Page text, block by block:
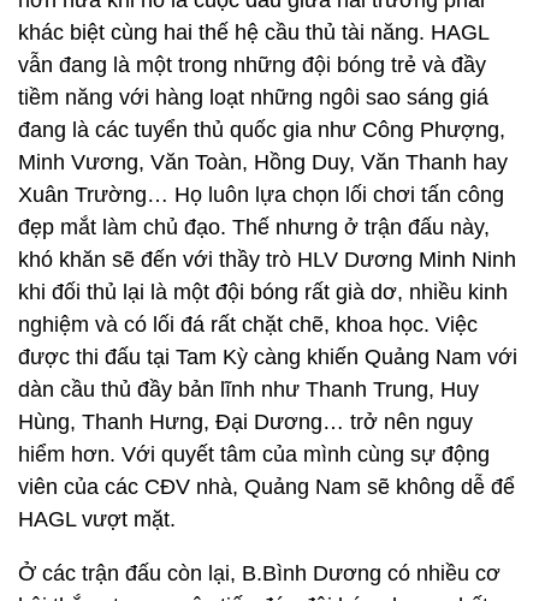
khác biệt cùng hai thế hệ cầu thủ tài năng. HAGL
vẫn đang là một trong những đội bóng trẻ và đầy
tiềm năng với hàng loạt những ngôi sao sáng giá
đang là các tuyển thủ quốc gia như Công Phượng,
Minh Vương, Văn Toàn, Hồng Duy, Văn Thanh hay
Xuân Trường… Họ luôn lựa chọn lối chơi tấn công
đẹp mắt làm chủ đạo. Thế nhưng ở trận đấu này,
khó khăn sẽ đến với thầy trò HLV Dương Minh Ninh
khi đối thủ lại là một đội bóng rất già dơ, nhiều kinh
nghiệm và có lối đá rất chặt chẽ, khoa học. Việc
được thi đấu tại Tam Kỳ càng khiến Quảng Nam với
dàn cầu thủ đầy bản lĩnh như Thanh Trung, Huy
Hùng, Thanh Hưng, Đại Dương… trở nên nguy
hiểm hơn. Với quyết tâm của mình cùng sự động
viên của các CĐV nhà, Quảng Nam sẽ không dễ để
HAGL vượt mặt.
Ở các trận đấu còn lại, B.Bình Dương có nhiều cơ